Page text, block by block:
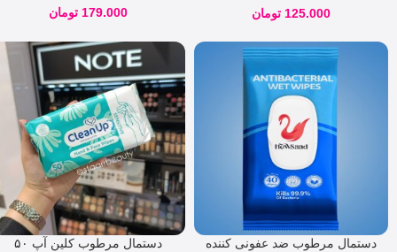
125.000 تومان 179.000 تومان
دستمال مرطوب ضد عفونی کننده
دستمال مرطوب کلین آپ ۵۰